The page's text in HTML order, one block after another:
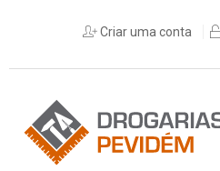
Criar uma conta